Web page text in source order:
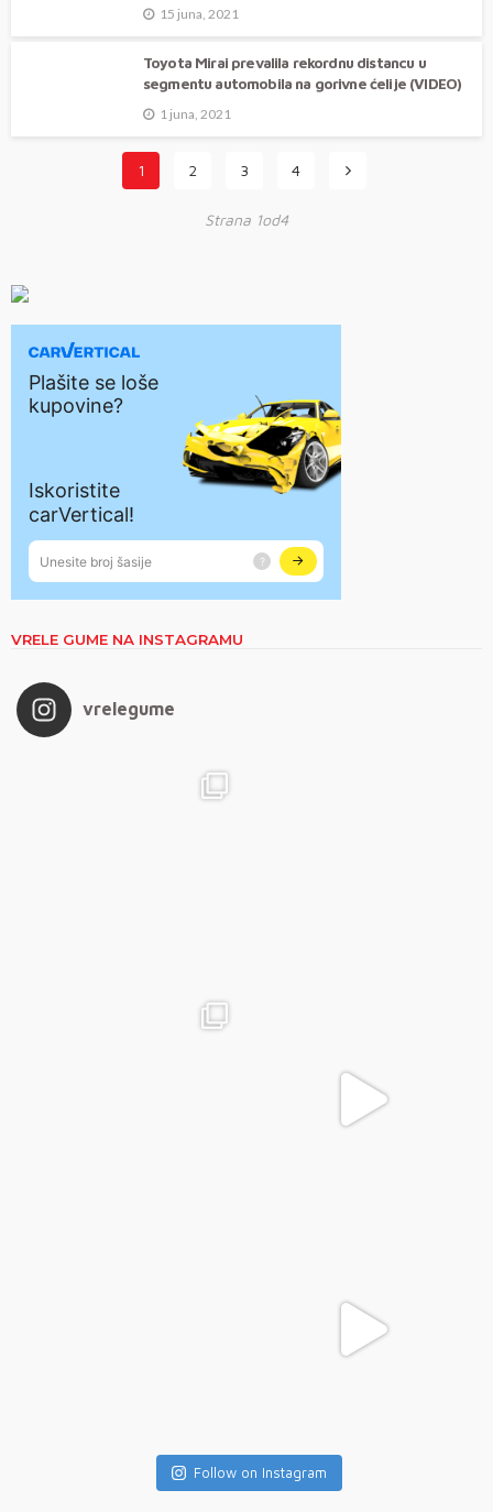
15 juna, 2021
Toyota Mirai prevalila rekordnu distancu u
segmentu automobila na gorivne ćelije (VIDEO)
1 juna, 2021
1 2 3 4
Strana 1od4
VRELE GUME NA INSTAGRAMU
vrelegume
Follow on Instagram